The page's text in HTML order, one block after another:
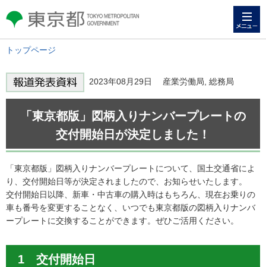
東京都 TOKYO METROPOLITAN
GOVERNMENT
トップページ
2023年08月29日 産業労働局, 総務局
「東京都版」図柄入りナンバープレートの
交付開始日が決定しました！
「東京都版」図柄入りナンバープレートについて、国土交通省によ
り、交付開始日等が決定されましたので、お知らせいたします。
交付開始日以降、新車・中古車の購入時はもちろん、現在お乗りの
車も番号を変更することなく、いつでも東京都版の図柄入りナンバ
ープレートに交換することができます。ぜひご活用ください。
1 交付開始日